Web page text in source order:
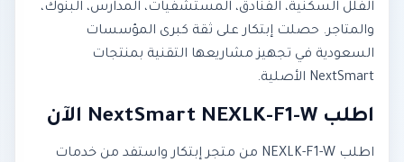
الفلل السكنية، الفنادق، المستشفيات، المدارس، البنوك،
والمتاجر. حصلت إبتكار على ثقة كبرى المؤسسات
السعودية في تجهيز مشاريعها التقنية بمنتجات
NextSmart الأصلية.
اطلب NextSmart NEXLK-F1-W الآن
اطلب NEXLK-F1-W من متجر إبتكار واستفد من خدمات